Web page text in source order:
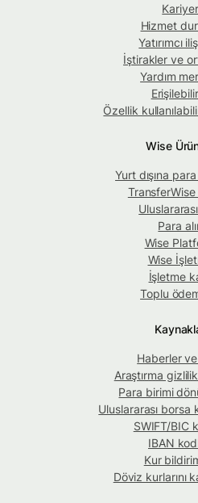
Kariyer
Hizmet
Yatırımcı
İştirakler ve
Yardım
Özellik
Wise
Yurt dışına
TransferWise
Para
Wise
Wise
İşletme
Toplu
Haberler
Araştırma
Para birimi
Uluslararası borsa
SWIFT/BIC
IBAN
Kur
Döviz kurlarını